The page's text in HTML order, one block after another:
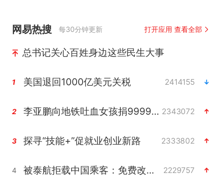
网易热搜 每30分钟更新 打开应用 查看全部
总书记关心百姓身边这些民生大事
1 美国退回1000亿美元关税 2414155
2 李亚鹏向地铁吐血女孩捐99999元 2343072
3 探寻“技能+”促就业创业新路 2333802
4 被泰航拒载中国乘客：免费改签没兑现 2229757